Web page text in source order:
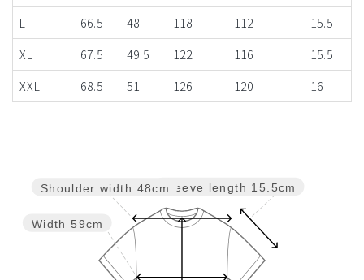
L
66.5 48 118 112
15.5
XL
67.5 49.5 122 116
15.5
XXL
68.5 51 126 120 16
Sleeve length 15.5cm
Width 59cm
Shoulder width 48cm